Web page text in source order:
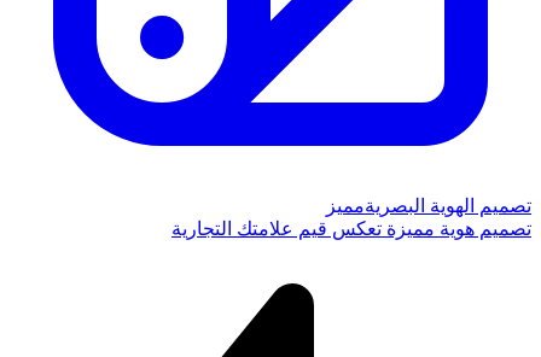
تصميم الهوية البصريةمميز
تصميم هوية مميزة تعكس قيم علامتك التجارية